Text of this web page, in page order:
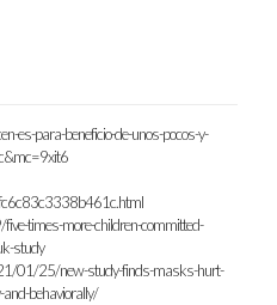
es-para-beneficio-de-unos-pocos-y-
times-more-children-committed-
study
01/25/new-study-finds-masks-hurt-
and-behaviorally/